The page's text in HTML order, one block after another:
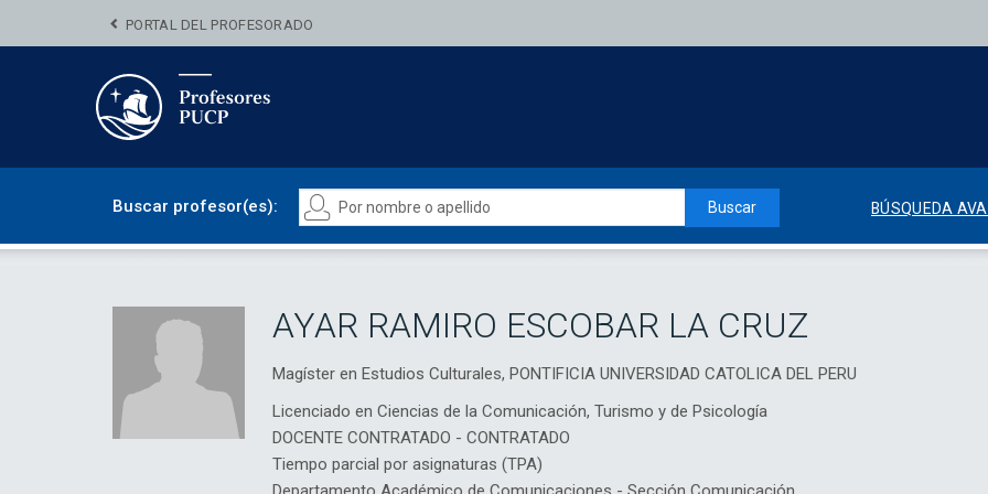
PORTAL DEL PROFESORADO
Buscar profesor(es): Buscar BÚSQUEDA
AYAR RAMIRO ESCOBAR LA CRUZ
Magíster en Estudios Culturales, PONTIFICIA UNIVERSIDAD CATOLICA DEL PERU
Licenciado en Ciencias de la Comunicación, Turismo y de Psicología
DOCENTE CONTRATADO - CONTRATADO
Tiempo parcial por asignaturas (TPA)